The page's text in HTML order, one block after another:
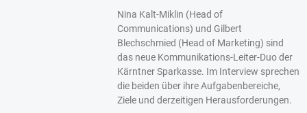
Nina Kalt-Miklin (Head of
Communications) und Gilbert
Blechschmied (Head of Marketing) sind
das neue Kommunikations-Leiter-Duo der
Kärntner Sparkasse. Im Interview sprechen
die beiden über ihre Aufgabenbereiche,
Ziele und derzeitigen Herausforderungen.